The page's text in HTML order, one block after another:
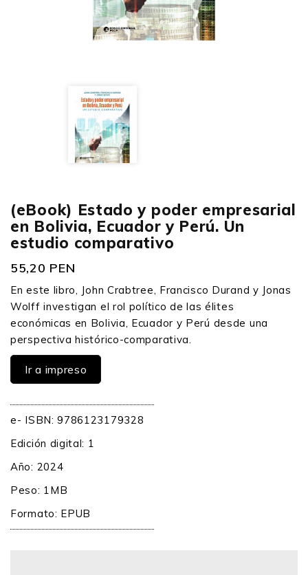
(eBook) Estado y poder empresarial
en Bolivia, Ecuador y Perú. Un
estudio comparativo
55,20 PEN
En este libro, John Crabtree, Francisco Durand y Jonas
Wolff investigan el rol político de las élites
económicas en Bolivia, Ecuador y Perú desde una
perspectiva histórico-comparativa.
Ir a impreso
e- ISBN: 9786123179328
Edición digital: 1
Año: 2024
Peso: 1MB
Formato: EPUB